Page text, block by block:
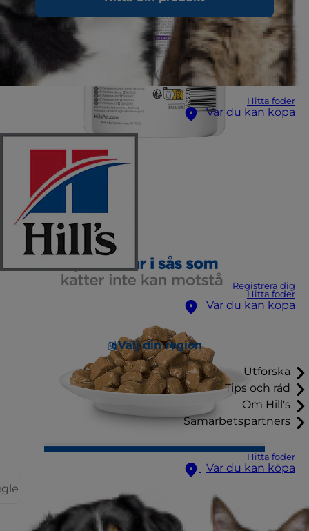
Hitta foder
Var du kan köpa
Registrera dig
Hitta foder
Var du kan köpa
Välj din region
Utforska
Tips och råd
Om Hill's
Samarbetspartners
Hitta foder
Var du kan köpa